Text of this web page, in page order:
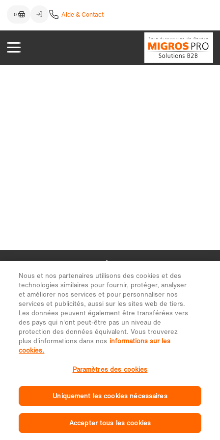
Nous et nos partenaires utilisons des cookies et des
technologies similaires pour fournir, protéger, analyser
et améliorer nos services et pour personnaliser nos
services et publicités, aussi sur les sites web de tiers.
Les données peuvent également être transférées vers
des pays qui n'ont peut-être pas un niveau de
protection des données équivalent. Vous trouverez
plus d'informations dans nos informations sur les
cookies.
Paramètres des cookies
Uniquement les cookies nécessaires
Accepter tous les cookies